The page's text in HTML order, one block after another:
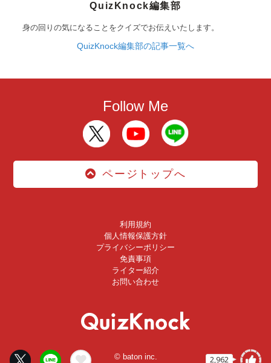
2,962
QuizKnock編集部
身の回りの気になることをクイズでお伝えいたします。
QuizKnock編集部の記事一覧へ
Follow Me
ページトップへ
利用規約
個人情報保護方針
プライバシーポリシー
免責事項
ライター紹介
お問い合わせ
© baton inc.